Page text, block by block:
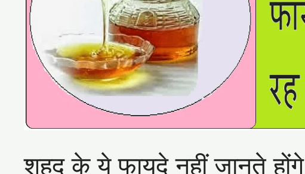
शहद के ये फायदे नहीं जानते